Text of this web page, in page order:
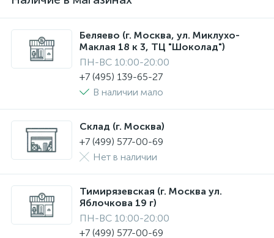
Беляево (г. Москва, ул. Миклухо-
Маклая 18 к 3, ТЦ "Шоколад")
ПН-ВС 10:00-20:00
+7 (495) 139-65-27
В наличии мало
Склад (г. Москва)
+7 (499) 577-00-69
Нет в наличии
Тимирязевская (г. Москва ул.
Яблочкова 19 г)
ПН-ВС 10:00-20:00
+7 (499) 577-00-69